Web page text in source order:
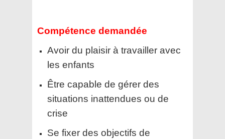
Compétence demandée
Avoir du plaisir à travailler avec
les enfants
Être capable de gérer des
situations inattendues ou de
crise
Se fixer des objectifs de